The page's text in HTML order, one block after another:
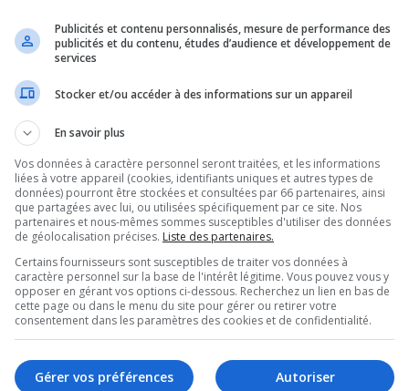
anniversaire
d’être
pour les
Feux!
avec Jean-François
Match2Ride :
l’application
révolutionne
voitures et de
motos!
Publicités et contenu personnalisés, mesure de performance des
publicités et du contenu, études d’audience et développement de
services
Stocker et/ou accéder à des informations sur un appareil
En savoir plus
Vos données à caractère personnel seront traitées, et les informations
liées à votre appareil (cookies, identifiants uniques et autres types de
données) pourront être stockées et consultées par 66 partenaires, ainsi
que partagées avec lui, ou utilisées spécifiquement par ce site. Nos
partenaires et nous-mêmes sommes susceptibles d'utiliser des données
de géolocalisation précises. Liste des partenaires.
Certains fournisseurs sont susceptibles de traiter vos données à
caractère personnel sur la base de l'intérêt légitime. Vous pouvez vous y
opposer en gérant vos options ci-dessous. Recherchez un lien en bas de
cette page ou dans le menu du site pour gérer ou retirer votre
consentement dans les paramètres des cookies et de confidentialité.
Autoriser
Gérer vos préférences